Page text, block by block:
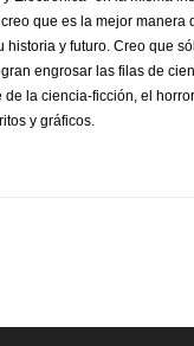
que es la mejor manera
historia y futuro. Creo que
engrosar las filas de
la ciencia-ficción, el
y gráficos.